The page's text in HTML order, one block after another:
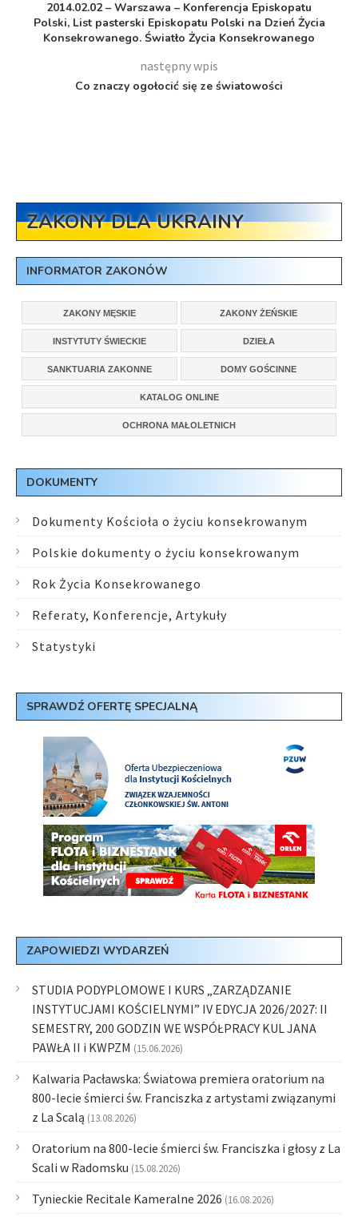
2014.02.02 – Warszawa – Konferencja Episkopatu
Polski, List pasterski Episkopatu Polski na Dzień Życia
Konsekrowanego. Światło Życia Konsekrowanego
następny wpis
Co znaczy ogołocić się ze światowości
ZAKONY DLA UKRAINY
INFORMATOR ZAKONÓW
ZAKONY MĘSKIE ZAKONY ŻEŃSKIE
INSTYTUTY ŚWIECKIE DZIEŁA
SANKTUARIA ZAKONNE DOMY GOŚCINNE
KATALOG ONLINE
OCHRONA MAŁOLETNICH
DOKUMENTY
Dokumenty Kościoła o życiu konsekrowanym
Polskie dokumenty o życiu konsekrowanym
Rok Życia Konsekrowanego
Referaty, Konferencje, Artykuły
Statystyki
SPRAWDŹ OFERTĘ SPECJALNĄ
ZAPOWIEDZI WYDARZEŃ
STUDIA PODYPLOMOWE I KURS „ZARZĄDZANIE
INSTYTUCJAMI KOŚCIELNYMI” IV EDYCJA 2026/2027: II
SEMESTRY, 200 GODZIN WE WSPÓŁPRACY KUL JANA
PAWŁA II i KWPZM (15.06.2026)
Kalwaria Pacławska: Światowa premiera oratorium na
800-lecie śmierci św. Franciszka z artystami związanymi
z La Scalą (13.08.2026)
Oratorium na 800-lecie śmierci św. Franciszka i głosy z La
Scali w Radomsku (15.08.2026)
Tynieckie Recitale Kameralne 2026 (16.08.2026)